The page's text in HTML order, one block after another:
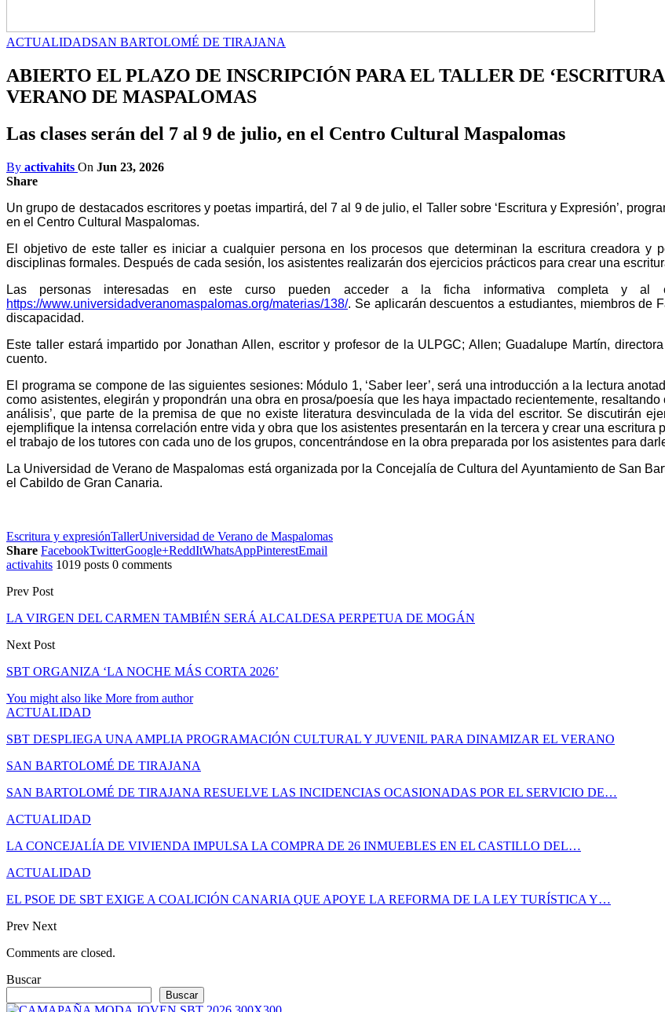
ACTUALIDADSAN BARTOLOMÉ DE TIRAJANA
ABIERTO EL PLAZO DE INSCRIPCIÓN PARA EL TALLER DE
VERANO DE MASPALOMAS
Las clases serán del 7 al 9 de julio, en el Centro Cultural Maspalomas
By activahits On Jun 23, 2026
Share
Un grupo de destacados escritores y poetas impartirá, del 7 al 9 de julio, el Taller sobre ‘Escritura y Expresión’,
en el Centro Cultural Maspalomas.
El objetivo de este taller es iniciar a cualquier persona en los procesos que determinan la escritura creadora y
disciplinas formales. Después de cada sesión, los asistentes realizarán dos ejercicios prácticos para crear una
Las personas interesadas en este curso pueden acceder a la ficha informativa completa y
https://www.universidadveranomaspalomas.org/materias/138/. Se aplicarán descuentos a estudiantes, miembros de
discapacidad.
Este taller estará impartido por Jonathan Allen, escritor y profesor de la ULPGC; Allen; Guadalupe Martín,
cuento.
El programa se compone de las siguientes sesiones: Módulo 1, ‘Saber leer’, será una introducción a la lectura
como asistentes, elegirán y propondrán una obra en prosa/poesía que les haya impactado recientemente, resaltando
análisis’, que parte de la premisa de que no existe literatura desvinculada de la vida del escritor. Se discutirán
ejemplifique la intensa correlación entre vida y obra que los asistentes presentarán en la tercera y crear una escritura
el trabajo de los tutores con cada uno de los grupos, concentrándose en la obra preparada por los asistentes para
La Universidad de Verano de Maspalomas está organizada por la Concejalía de Cultura del Ayuntamiento de San
el Cabildo de Gran Canaria.
Escritura y expresiónTallerUniversidad de Verano de Maspalomas
Share FacebookTwitterGoogle+ReddItWhatsAppPinterestEmail
activahits 1019 posts 0 comments
Prev Post
LA VIRGEN DEL CARMEN TAMBIÉN SERÁ ALCALDESA PERPETUA DE MOGÁN
Next Post
SBT ORGANIZA ‘LA NOCHE MÁS CORTA 2026’
You might also like More from author
ACTUALIDAD
SBT DESPLIEGA UNA AMPLIA PROGRAMACIÓN CULTURAL Y JUVENIL PARA DINAMIZAR EL VERANO
SAN BARTOLOMÉ DE TIRAJANA
SAN BARTOLOMÉ DE TIRAJANA RESUELVE LAS INCIDENCIAS OCASIONADAS POR EL SERVICIO DE…
ACTUALIDAD
LA CONCEJALÍA DE VIVIENDA IMPULSA LA COMPRA DE 26 INMUEBLES EN EL CASTILLO DEL…
ACTUALIDAD
EL PSOE DE SBT EXIGE A COALICIÓN CANARIA QUE APOYE LA REFORMA DE LA LEY TURÍSTICA Y…
Prev Next
Comments are closed.
Buscar
Buscar